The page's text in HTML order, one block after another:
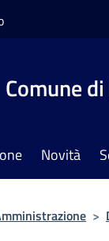
Comune
Novità
>